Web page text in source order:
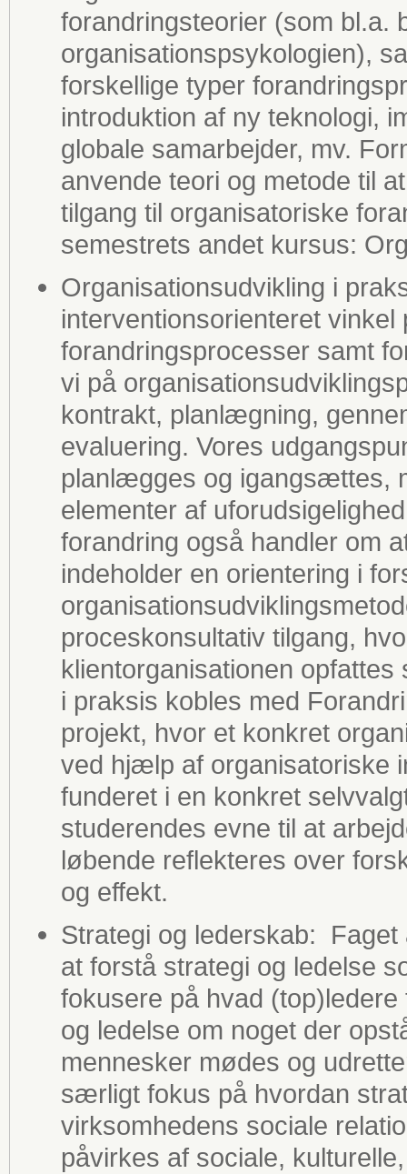
forandringsteorier (som bl.a.
organisationspsykologien),
forskellige typer
introduktion af ny teknologi,
globale samarbejder, mv.
anvende teori og metode til
tilgang til organisatoriske
semestrets andet kursus:
Organisationsudvikling i
interventionsorienteret
forandringsprocesser samt
vi på
kontrakt, planlægning,
evaluering. Vores
planlægges og igangsættes,
elementer af
forandring også handler om
indeholder en orientering i
proceskonsultativ tilgang,
klientorganisationen
i praksis kobles med
projekt, hvor et konkret
ved hjælp af organisatoriske
funderet i en konkret
studerendes evne til at
løbende reflekteres over
og effekt.
Strategi og lederskab:
at forstå strategi og ledelse
fokusere på hvad
og ledelse om noget der
mennesker mødes og
særligt fokus på hvordan
virksomhedens sociale
påvirkes af sociale,